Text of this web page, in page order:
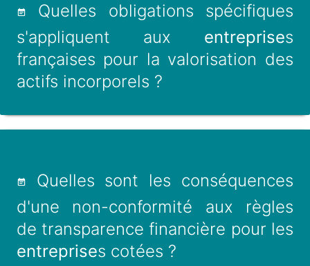
Quelles obligations spécifiques
s'appliquent aux entreprises
françaises pour la valorisation des
actifs incorporels ?
Quelles sont les conséquences
d'une non-conformité aux règles
de transparence financière pour les
entreprises cotées ?